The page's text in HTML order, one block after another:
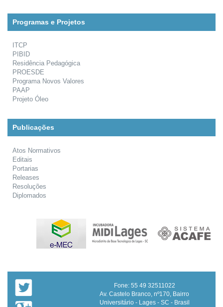
Programas e Projetos
ITCP
PIBID
Residência Pedagógica
PROESDE
Programa Novos Valores
PAAP
Projeto Óleo
Publicações
Atos Normativos
Editais
Portarias
Releases
Resoluções
Diplomados
Fone: 55 49 32511022
Av. Castelo Branco, nº170, Bairro
Universitário - Lages - SC - Brasil